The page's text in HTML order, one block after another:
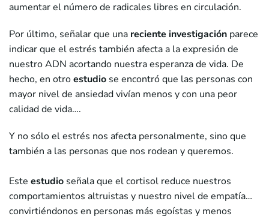
aumentar el número de radicales libres en circulación.
Por último, señalar que una reciente investigación parece
indicar que el estrés también afecta a la expresión de
nuestro ADN acortando nuestra esperanza de vida. De
hecho, en otroestudio se encontró que las personas con
mayor nivel de ansiedad vivían menos y con una peor
calidad de vida….
Y no sólo el estrés nos afecta personalmente, sino que
también a las personas que nos rodean y queremos.
Este estudio señala que el cortisol reduce nuestros
comportamientos altruistas y nuestro nivel de empatía…
convirtiéndonos en personas más egoístas y menos